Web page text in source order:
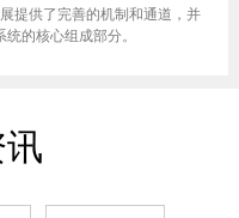
提供了完善的机制和通道，并
的核心组成部分。